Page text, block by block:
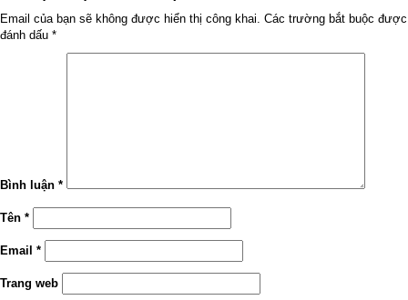
Email của bạn sẽ không được hiển thị công khai. Các trường bắt buộc được
đánh dấu *
Bình luận *
Tên *
Email *
Trang web